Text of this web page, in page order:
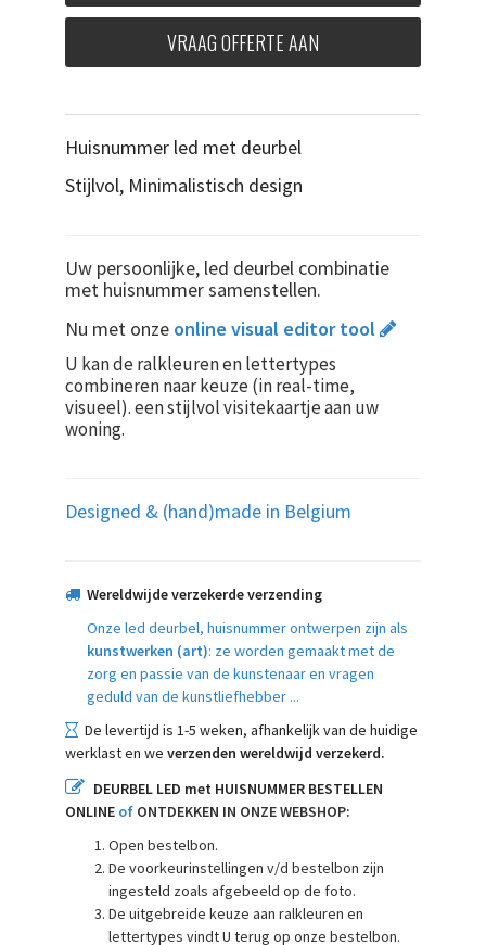
VRAAG OFFERTE AAN
Huisnummer led met deurbel
Stijlvol, Minimalistisch design
Uw persoonlijke, led deurbel combinatie
met huisnummer samenstellen.
Nu met onze online visual editor tool
U kan de ralkleuren en lettertypes
combineren naar keuze (in real-time,
visueel). een stijlvol visitekaartje aan uw
woning.
Designed & (hand)made in Belgium
Wereldwijde verzekerde verzending
Onze led deurbel, huisnummer ontwerpen zijn als
kunstwerken (art): ze worden gemaakt met de
zorg en passie van de kunstenaar en vragen
geduld van de kunstliefhebber ...
De levertijd is 1-5 weken, afhankelijk van de huidige
werklast en we verzenden wereldwijd verzekerd.
DEURBEL LED met HUISNUMMER BESTELLEN
ONLINE of ONTDEKKEN IN ONZE WEBSHOP:
Open bestelbon.
De voorkeurinstellingen v/d bestelbon zijn
ingesteld zoals afgebeeld op de foto.
De uitgebreide keuze aan ralkleuren en
lettertypes vindt U terug op onze bestelbon.